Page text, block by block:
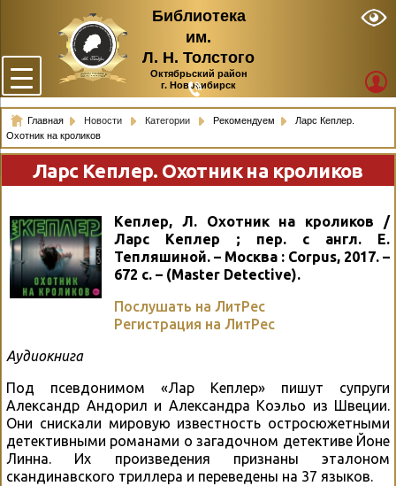
Библиотека
им.
Л. Н. Толстого
Октябрьский район
г. Новосибирск
Главная Новости Категории Рекомендуем
Ларс Кеплер.
Охотник на кроликов
Ларс Кеплер. Охотник на кроликов
Кеплер, Л. Охотник на кроликов /
Ларс Кеплер ; пер. с англ. Е.
Тепляшиной. – Москва : Corpus, 2017. –
672 с. – (Master Detective).
Послушать на ЛитРес
Регистрация на ЛитРес
Аудиокнига
Под псевдонимом «Лар Кеплер» пишут супруги
Александр Андорил и Александра Коэльо из Швеции.
Они снискали мировую известность остросюжетными
детективными романами о загадочном детективе Йоне
Линна. Их произведения признаны эталоном
скандинавского триллера и переведены на 37 языков.